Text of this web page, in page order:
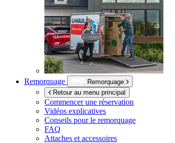
Remorquage
Remorquage
Retour au menu principal
Commencer une réservation
Vidéos explicatives
Conseils pour le remorquage
FAQ
Attaches et accessoires